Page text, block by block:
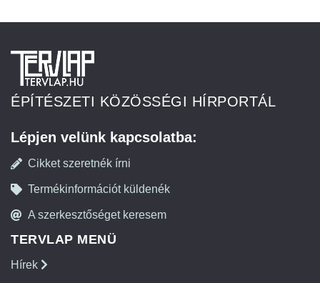
ÉPÍTÉSZETI KÖZÖSSÉGI HÍRPORTÁL
Lépjen velünk kapcsolatba:
Cikket szeretnék írni
Termékinformációt küldenék
A szerkesztőséget keresem
TERVLAP MENÜ
Hírek